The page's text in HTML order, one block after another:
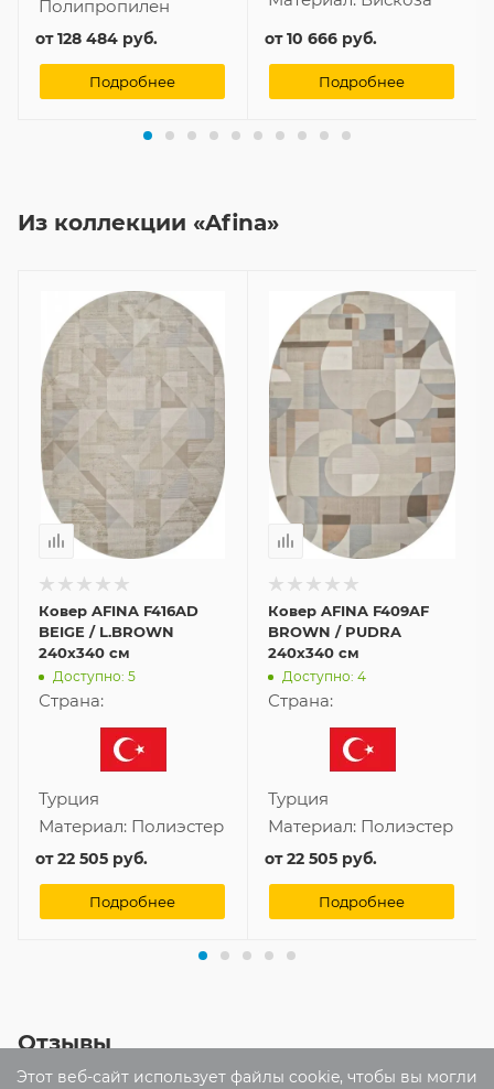
Полипропилен
от128 484 руб.
Подробнее
от10 666 руб.
Подробнее
Из коллекции «Afina»
Ковер AFINA F416AD
BEIGE / L.BROWN
240x340 см
Доступно: 5
Страна:
Турция
Материал: Полиэстер
от22 505 руб.
Подробнее
Ковер AFINA F409AF
BROWN / PUDRA
240x340 см
Доступно: 4
Страна:
Турция
Материал: Полиэстер
от22 505 руб.
Подробнее
Отзывы
Оставить отзыв
Этот веб-сайт использует файлы cookie, чтобы вы могли